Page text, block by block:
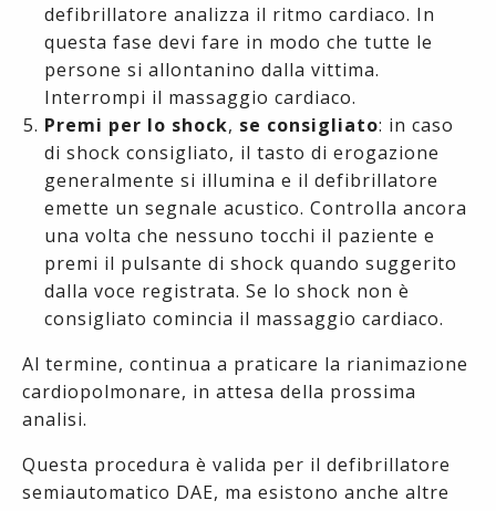
defibrillatore analizza il ritmo cardiaco. In
questa fase devi fare in modo che tutte le
persone si allontanino dalla vittima.
Interrompi il massaggio cardiaco.
Premi per lo shock, se consigliato: in caso
di shock consigliato, il tasto di erogazione
generalmente si illumina e il defibrillatore
emette un segnale acustico. Controlla ancora
una volta che nessuno tocchi il paziente e
premi il pulsante di shock quando suggerito
dalla voce registrata. Se lo shock non è
consigliato comincia il massaggio cardiaco.
Al termine, continua a praticare la rianimazione
cardiopolmonare, in attesa della prossima
analisi.
Questa procedura è valida per il defibrillatore
semiautomatico DAE, ma esistono anche altre